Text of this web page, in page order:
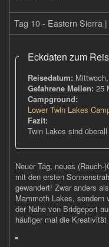
Tag 10 - Eastern Sierra
Eckdaten zum
Reisedatum:
Gefahrene Meilen: 25
Campground:
Lower Twin Lakes
Fazit:
Twin Lakes sind
Neuer Tag, neues
mit den ersten
gewandert! Zwar anders
Mammoth Lakes, sondern
der Nähe von Bridgeport
häufiger mal die